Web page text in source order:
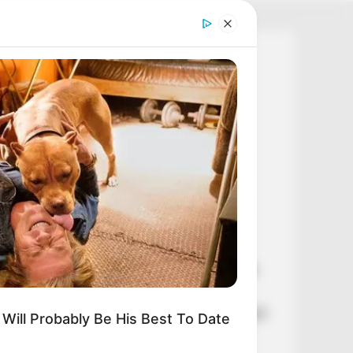
Legutóbbi cikkek
Botrány Toroczkai körül: súlyos
bejelentést tett
🕊️ „A tegnapi napon
megmagyarázhatatlan, felfoghatatlan
tragédia történt csapatunk életében”
⚡ Kapitány István gazdasági miniszter
drámai üzenetet küldött: hétfőtől
változtatásokra kéri a lakosságot
🌊 Kikosarazták Orbán Anitát: Szlovákia
nemet mondott a több dunai vízre!
💥 Egyetlen tollvonással százmilliárdokról
döntöttek – hatalmas pénzek sorsáról
Probably Be His Best To Date